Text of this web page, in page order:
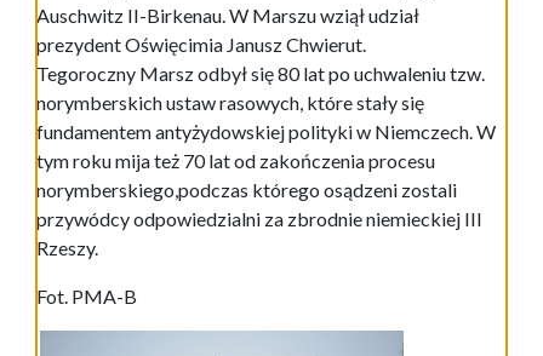
Auschwitz II-Birkenau. W Marszu wziął udział
prezydent Oświęcimia Janusz Chwierut.
Tegoroczny Marsz odbył się 80 lat po uchwaleniu tzw.
norymberskich ustaw rasowych, które stały się
fundamentem antyżydowskiej polityki w Niemczech. W
tym roku mija też 70 lat od zakończenia procesu
norymberskiego,podczas którego osądzeni zostali
przywódcy odpowiedzialni za zbrodnie niemieckiej III
Rzeszy.
Fot. PMA-B